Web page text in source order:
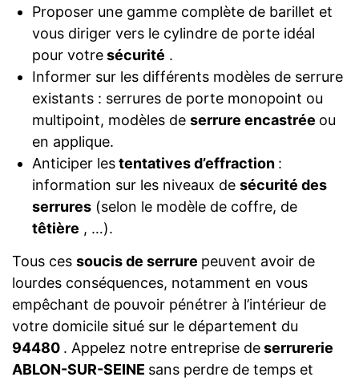
Proposer une gamme complète de barillet et
vous diriger vers le cylindre de porte idéal
pour votresécurité .
Informer sur les différents modèles de serrure
existants : serrures de porte monopoint ou
multipoint, modèles de serrure encastrée ou
en applique.
Anticiper lestentatives d’effraction :
information sur les niveaux de sécurité des
serrures(selon le modèle de coffre, de
têtière , …).
Tous ces soucis de serrure peuvent avoir de
lourdes conséquences, notamment en vous
empêchant de pouvoir pénétrer à l’intérieur de
votre domicile situé sur le département du
94480 . Appelez notre entreprise deserrurerie
ABLON-SUR-SEINE sans perdre de temps et